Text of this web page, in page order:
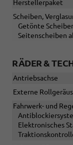
Herstellerpaket
Scheiben,
Getönte
Seitenscheiben
RÄDER &
Antriebsachse
Externe
Fahrwerk- und
Elektronisches